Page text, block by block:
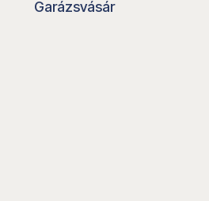
Garázsvásár